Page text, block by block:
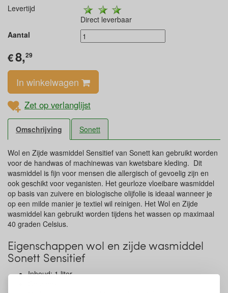
Levertijd
Direct leverbaar
Aantal
€8,29
In winkelwagen
Zet op verlanglijst
Omschrijving Sonett
Wol en Zijde wasmiddel Sensitief van Sonett kan gebruikt worden
voor de handwas of machinewas van kwetsbare kleding. Dit
wasmiddel is fijn voor mensen die allergisch of gevoelig zijn en
ook geschikt voor veganisten. Het geurloze vloeibare wasmiddel
op basis van zuivere en biologische olijfolie is ideaal wanneer je
op een milde manier je textiel wil reinigen. Het Wol en Zijde
wasmiddel kan gebruikt worden tijdens het wassen op maximaal
40 graden Celsius.
Eigenschappen wol en zijde wasmiddel
Sonett Sensitief
Inhoud: 1 liter